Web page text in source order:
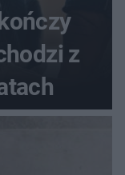
z